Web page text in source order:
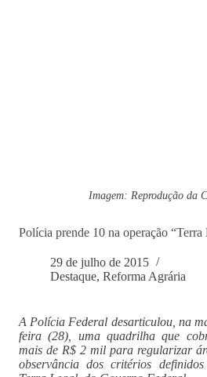
Imagem: Reprodução da
Polícia prende 10 na operação
29 de julho de 2015
Destaque, Reforma Agrária
A Polícia Federal desarticulou, na
feira (28), uma quadrilha que
mais de R$ 2 mil para regularizar
observância dos critérios